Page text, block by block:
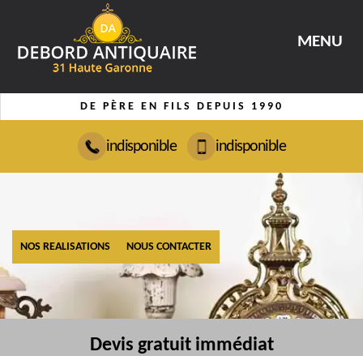
MENU
DE PÈRE EN FILS DEPUIS 1990
indisponible indisponible
NOS REALISATIONS NOUS CONTACTER
Devis gratuit immédiat